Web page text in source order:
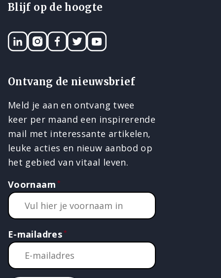
Blijf op de hoogte
LinkedINInstagram
Facebook
TwitterYouTube
Ontvang de nieuwsbrief
Meld je aan en ontvang twee
keer per maand een inspirerende
mail met interessante artikelen,
leuke acties en nieuw aanbod op
het gebied van vitaal leven.
Voornaam
E-mailadres